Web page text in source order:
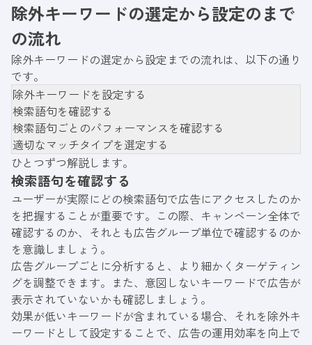
除外キーワードの選定から設定のまで
の流れ
除外キーワードの選定から設定までの流れは、以下の通り
です。
除外キーワードを設定する
検索語句を確認する
検索語句ごとのパフォーマンスを確認する
適切なマッチタイプを選定する
ひとつずつ解説します。
検索語句を確認する
ユーザーが実際にどの検索語句で広告にアクセスしたのか
を把握することが重要です。この際、キャンペーン全体で
確認するのか、それとも広告グループ単位で確認するのか
を意識しましょう。
広告グループごとに分析すると、より細かくターゲティン
グを調整できます。また、意図しないキーワードで広告が
表示されていないかも確認しましょう。
効果が低いキーワードが含まれている場合、それを除外キ
ーワードとして設定することで、広告の運用効率を向上で